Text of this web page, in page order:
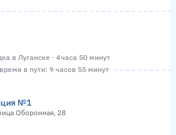
в Луганске · 4 часа 50 минут
в пути: 9 часов 55 минут
№1
Оборонная, 28